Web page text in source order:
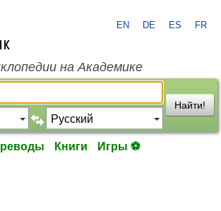
EN DE ES FR
на Академике
Найти!
Книги Игры ⚽